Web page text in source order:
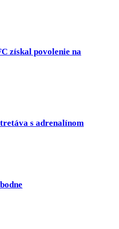
získal povolenie na
s adrenalínom